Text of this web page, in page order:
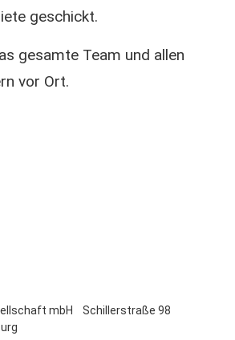
geschickt.
gesamte Team und allen
vor Ort.
mbH
Schillerstraße 98